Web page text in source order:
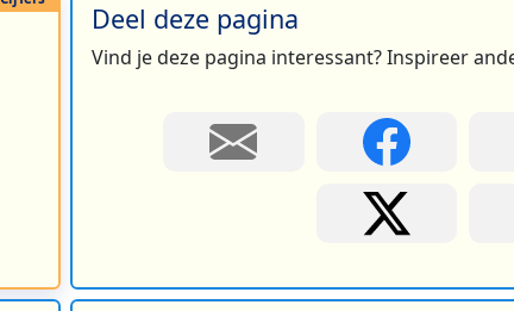
Deel deze pagina
Vind je deze pagina interessant? Inspireer